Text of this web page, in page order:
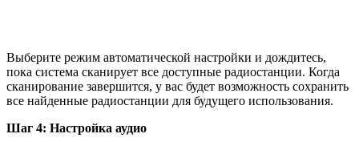
Выберите режим автоматической настройки и дождитесь,
пока система сканирует все доступные радиостанции. Когда
сканирование завершится, у вас будет возможность сохранить
все найденные радиостанции для будущего использования.
Шаг 4: Настройка аудио